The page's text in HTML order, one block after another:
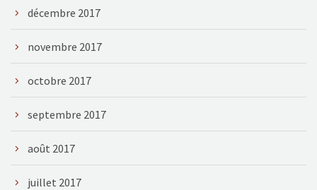
décembre 2017
novembre 2017
octobre 2017
septembre 2017
août 2017
juillet 2017